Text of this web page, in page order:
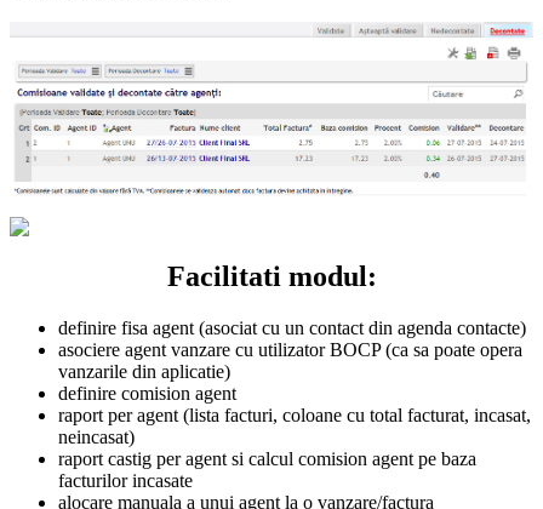
Facilitati modul:
definire fisa agent (asociat cu un contact din agenda contacte)
asociere agent vanzare cu utilizator BOCP (ca sa poate opera
vanzarile din aplicatie)
definire comision agent
raport per agent (lista facturi, coloane cu total facturat, incasat,
neincasat)
raport castig per agent si calcul comision agent pe baza
facturilor incasate
alocare manuala a unui agent la o vanzare/factura